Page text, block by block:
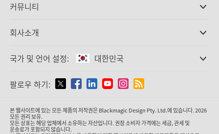
Ultimatte
캡쳐 및 재생
표준 변환
모니터링
네트워크 스토리지
라우팅 및 분배
스트리밍·인코딩
고객지원 센터
커뮤니티
회사소개
회사 소개
미디어
국가 및 언어 설정: 대한민국
국가 및 언어를 설정하세요
Australia
팔로우 하기:
본 웹사이트에 있는 모든 제품의 저작권은 Blackmagic Design Pty. Ltd.에 있습니다. 2026
모든 권리 보유.
모든 상표는 해당 업체에서 소유하는 자산입니다. 권장 소비자 가격에는 세금, 관세 및
운송료가 포함되지 않습니다.